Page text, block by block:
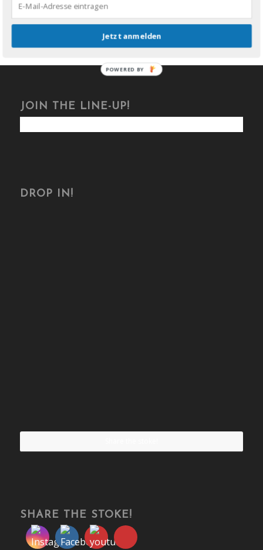
JOIN THE LINE-UP!
DROP IN!
SHARE THE STOKE!
Jetzt anmelden
POWERED BY